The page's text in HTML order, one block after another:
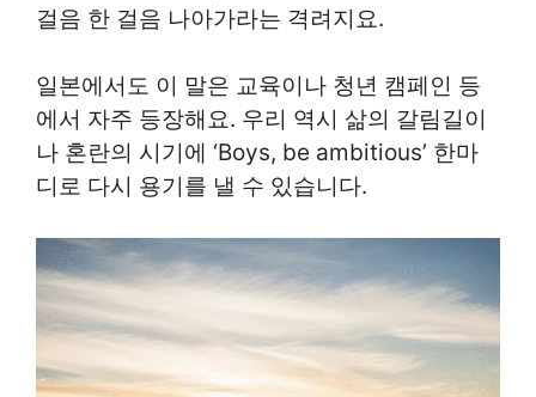
걸음 한 걸음 나아가라는 격려지요.
일본에서도 이 말은 교육이나 청년 캠페인 등
에서 자주 등장해요. 우리 역시 삶의 갈림길이
나 혼란의 시기에 ‘Boys, be ambitious’ 한마
디로 다시 용기를 낼 수 있습니다.